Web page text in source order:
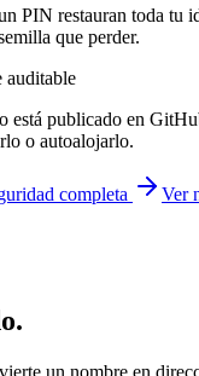
PIN restauran toda tu
que perder.
auditable
está publicado en
o autoalojarlo.
completa
Ver
un nombre en